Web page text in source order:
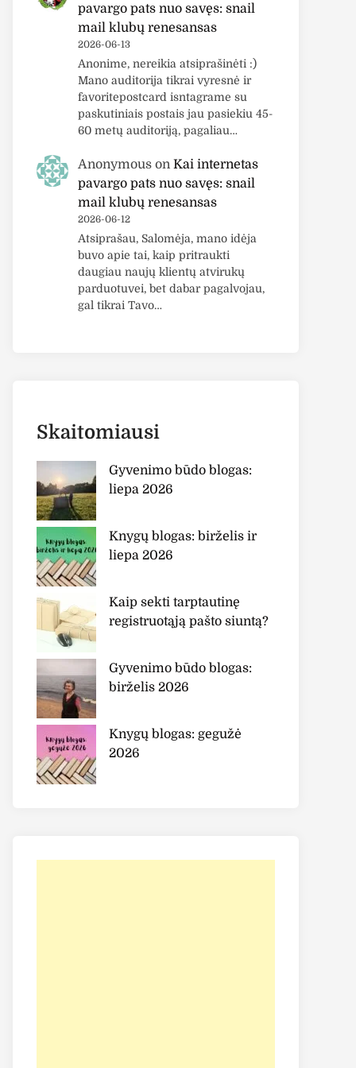
pavargo pats nuo savęs: snail
mail klubų renesansas
2026-06-13
Anonime, nereikia atsiprašinėti :)
Mano auditorija tikrai vyresnė ir
favoritepostcard isntagrame su
paskutiniais postais jau pasiekiu 45-
60 metų auditoriją, pagaliau…
Anonymous on Kai internetas
pavargo pats nuo savęs: snail
mail klubų renesansas
2026-06-12
Atsiprašau, Salomėja, mano idėja
buvo apie tai, kaip pritraukti
daugiau naujų klientų atvirukų
parduotuvei, bet dabar pagalvojau,
gal tikrai Tavo…
Skaitomiausi
Gyvenimo būdo blogas:
liepa 2026
Knygų blogas: birželis ir
liepa 2026
Kaip sekti tarptautinę
registruotąją pašto siuntą?
Gyvenimo būdo blogas:
birželis 2026
Knygų blogas: gegužė
2026